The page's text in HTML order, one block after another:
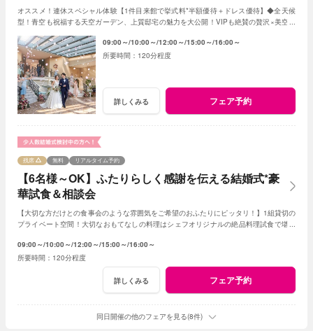
オススメ！連休スペシャル体験【1件目来館で挙式料*半額優待＋ドレス優待】◆全天候
型！青空も祝福する天空ガーデン、上質邸宅の魅力を大公開！VIPも絶賛の贅沢×美空間
09:00～ 10:00～ 12:00～ 15:00～ 16:00～
120分程度
詳しくみる フェア予約
【6名様～OK】ふたりらしく感謝を伝える結婚式*豪
華試食＆相談会
残席 無料 リアルタイム予約
【大切な方だけとの食事会のような雰囲気をご希望のおふたりにピッタリ！】1組貸切の
プライベート空間！大切なおもてなしの料理はシェフオリジナルの絶品料理試食で堪能
09:00～ 10:00～ 12:00～ 15:00～ 16:00～
120分程度
詳しくみる フェア予約
同日開催の他のフェアを見る(8件)